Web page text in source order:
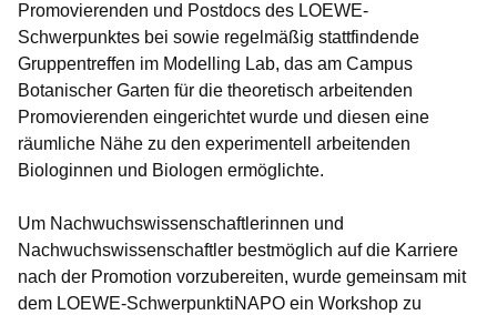
Promovierenden und Postdocs des LOEWE-
Schwerpunktes bei sowie regelmäßig stattfindende
Gruppentreffen im Modelling Lab, das am Campus
Botanischer Garten für die theoretisch arbeitenden
Promovierenden eingerichtet wurde und diesen eine
räumliche Nähe zu den experimentell arbeitenden
Biologinnen und Biologen ermöglichte.
Um Nachwuchswissenschaftlerinnen und
Nachwuchswissenschaftler bestmöglich auf die Karriere
nach der Promotion vorzubereiten, wurde gemeinsam mit
dem LOEWE-SchwerpunktiNAPO ein Workshop zu